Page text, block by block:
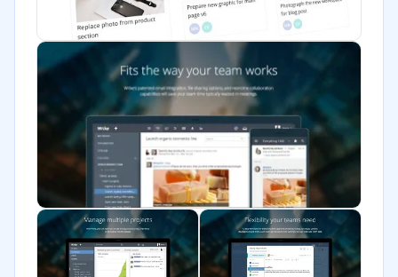
Software / TI
Telecomunicaciones
Financiera
Salud
Manufactura
ONG
Gobierno
Transporte y logística
Marketing y Comunicación